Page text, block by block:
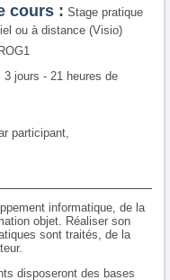
RÉFÉRENCES
cours : Stage pratique
ou à distance (Visio)
3 jours - 21 heures de
participant,
informatique, de la
objet. Réaliser son
sont traités, de la
disposeront des bases